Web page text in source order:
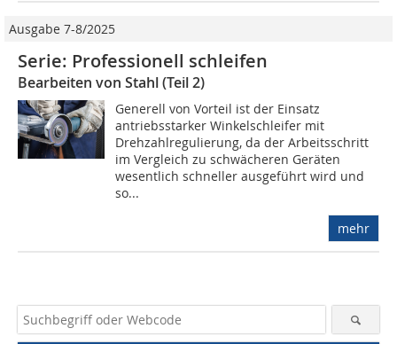
Ausgabe 7-8/2025
Serie: Professionell schleifen
Bearbeiten von Stahl (Teil 2)
Generell von Vorteil ist der Einsatz
antriebsstarker Winkelschleifer mit
Drehzahlregulierung, da der Arbeitsschritt
im Vergleich zu schwächeren Geräten
wesentlich schneller ausgeführt wird und
so...
mehr